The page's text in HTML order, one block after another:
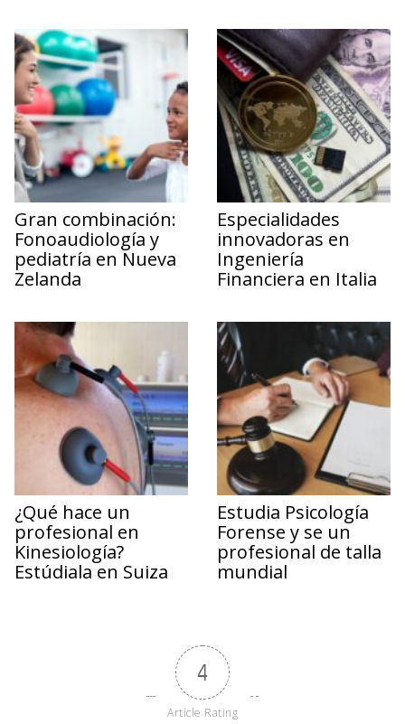
Gran combinación:
Fonoaudiología y
pediatría en Nueva
Zelanda
Especialidades
innovadoras en
Ingeniería
Financiera en Italia
¿Qué hace un
profesional en
Kinesiología?
Estúdiala en Suiza
Estudia Psicología
Forense y se un
profesional de talla
mundial
4
Article Rating